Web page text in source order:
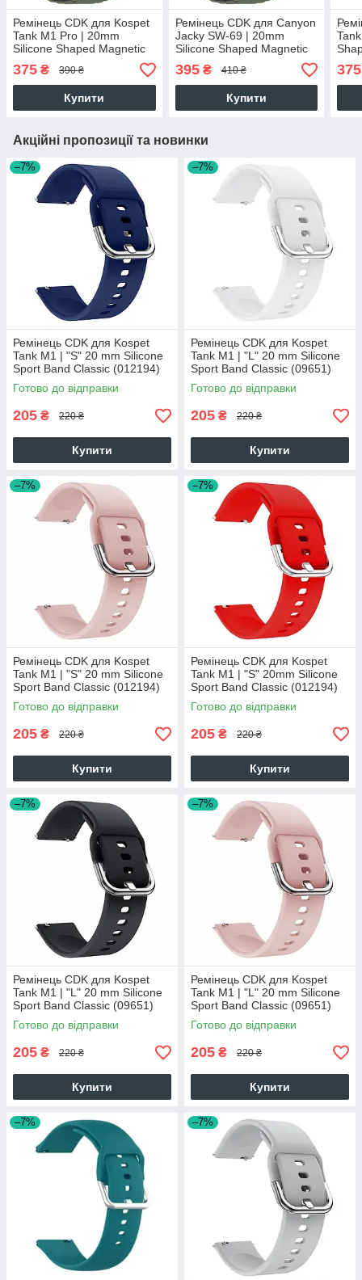
Ремінець CDK для Kospet
Tank M1 Pro | 20mm
Silicone Shaped Magnetic
(018822) (green / black)
375 ₴ 390 ₴
Купити
Ремінець CDK для Canyon
Jacky SW-69 | 20mm
Silicone Shaped Magnetic
Band (018822) (green /
black)
395₴ 410 ₴
Купити
375
Акційні пропозиції та новинки
–7%
Ремінець CDK для Kospet
Tank M1 | "S" 20 mm Silicone
Sport Band Classic (012194)
(dark blue)
Готово до відправки
205 ₴ 220 ₴
Купити
–7%
Ремінець CDK для Kospet
Tank M1 | "L" 20 mm Silicone
Sport Band Classic (09651)
(white)
Готово до відправки
205 ₴ 220 ₴
Купити
–7%
Ремінець CDK для Kospet
Tank M1 | "S" 20 mm Silicone
Sport Band Classic (012194)
(pink)
Готово до відправки
205 ₴ 220 ₴
Купити
–7%
Ремінець CDK для Kospet
Tank M1 | "S" 20mm Silicone
Sport Band Classic (012194)
(red)
Готово до відправки
205 ₴ 220 ₴
Купити
–7%
Ремінець CDK для Kospet
Tank M1 | "L" 20 mm Silicone
Sport Band Classic (09651)
(black)
Готово до відправки
205 ₴ 220 ₴
Купити
–7%
Ремінець CDK для Kospet
Tank M1 | "L" 20 mm Silicone
Sport Band Classic (09651)
(pink)
Готово до відправки
205 ₴ 220 ₴
Купити
–7% –7%